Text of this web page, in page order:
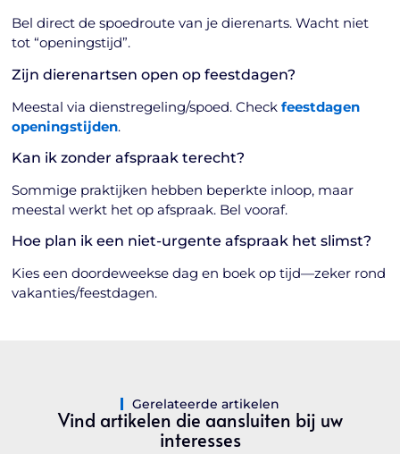
Bel direct de spoedroute van je dierenarts. Wacht niet
tot “openingstijd”.
Zijn dierenartsen open op feestdagen?
Meestal via dienstregeling/spoed. Checkfeestdagen
openingstijden.
Kan ik zonder afspraak terecht?
Sommige praktijken hebben beperkte inloop, maar
meestal werkt het op afspraak. Bel vooraf.
Hoe plan ik een niet-urgente afspraak het slimst?
Kies een doordeweekse dag en boek op tijd—zeker rond
vakanties/feestdagen.
Gerelateerde artikelen
Vind artikelen die aansluiten bij uw
interesses